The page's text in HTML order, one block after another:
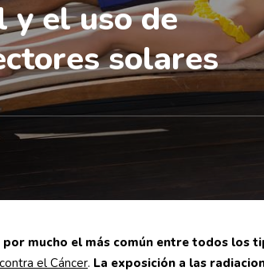
y el uso de
solares
por mucho el más común entre todos los
el Cáncer. La exposición a las